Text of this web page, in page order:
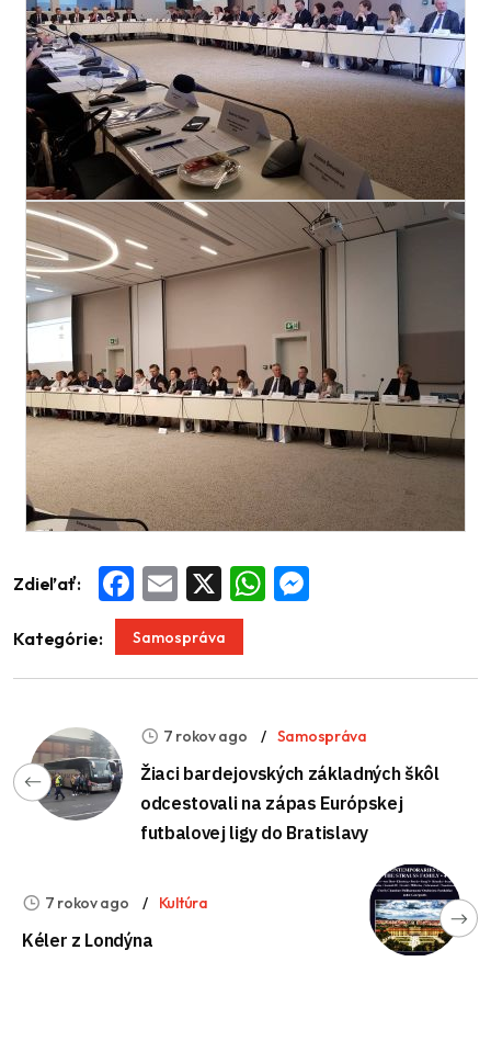
Zdieľať: Facebook
Email WhatsApp
Kategórie: Samospráva
7 rokov ago Samospráva
Žiaci bardejovských základných škôl
odcestovali na zápas Európskej
futbalovej ligy do Bratislavy
7 rokov ago Kultúra
Kéler z Londýna